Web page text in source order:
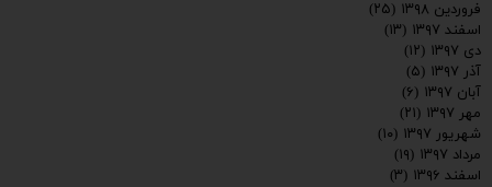
فروردین ۱۳۹۸
(۲۵)
اسفند ۱۳۹۷
(۱۳)
دی ۱۳۹۷
(۱۲)
آذر ۱۳۹۷
(۵)
آبان ۱۳۹۷
(۶)
مهر ۱۳۹۷
(۲۱)
شهریور ۱۳۹۷
(۱۰)
مرداد ۱۳۹۷
(۱۹)
اسفند ۱۳۹۶
(۳)